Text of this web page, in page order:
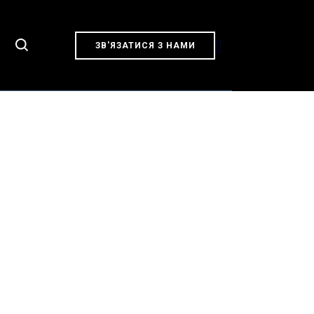
ЗВ'ЯЗАТИСЯ З НАМИ []